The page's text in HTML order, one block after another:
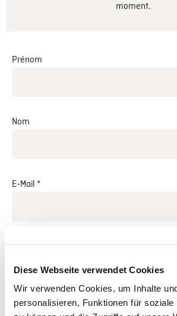
Diese Webseite verwendet Cookies
Wir verwenden Cookies, um Inhalte
personalisieren, Funktionen für soziale
moment.
Prénom
Nom
E-Mail *
Par cet abonnement, je consens à
de plus amples informations, nous vous
déclaration deprotection des données.